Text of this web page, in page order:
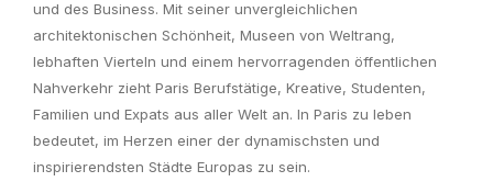
und des Business. Mit seiner unvergleichlichen
architektonischen Schönheit, Museen von Weltrang,
lebhaften Vierteln und einem hervorragenden öffentlichen
Nahverkehr zieht Paris Berufstätige, Kreative, Studenten,
Familien und Expats aus aller Welt an. In Paris zu leben
bedeutet, im Herzen einer der dynamischsten und
inspirierendsten Städte Europas zu sein.